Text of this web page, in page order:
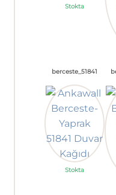
Stokta
berceste_51841
Stokta